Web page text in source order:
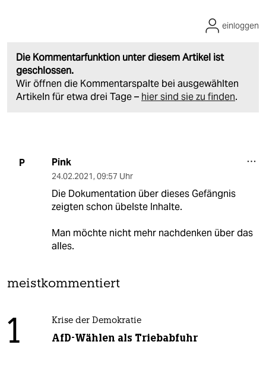
Die Kommentarfunktion unter diesem Artikel ist
geschlossen.
Wir öffnen die Kommentarspalte bei ausgewählten
Artikeln für etwa drei Tage – hier sind sie zu finden.
einloggen
P Pink
24.02.2021, 09:57 Uhr
Die Dokumentation über dieses Gefängnis
zeigten schon übelste Inhalte.
Man möchte nicht mehr nachdenken über das
alles.
meistkommentiert
1 Krise der Demokratie
AfD-Wählen als Triebabfuhr